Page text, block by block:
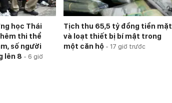
học Thái
thi thể
số người
lên 8 - 6 giờ
Tịch thu 65,5 tỷ đồng tiền mặt
và loạt thiết bị bí mật trong
một căn hộ - 17 giờ trước